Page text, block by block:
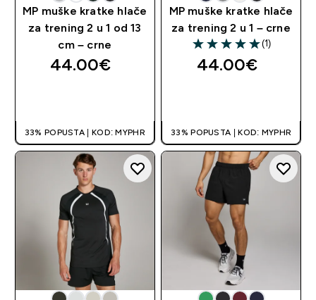
MP muške kratke hlače
za trening 2 u 1 od 13
cm – crne
44.00€‎
33% POPUSTA | KOD: MYPHR
MP muške kratke hlače
za trening 2 u 1 – crne
5 out of 5 stars
(1)
44.00€‎
33% POPUSTA | KOD: MYPHR